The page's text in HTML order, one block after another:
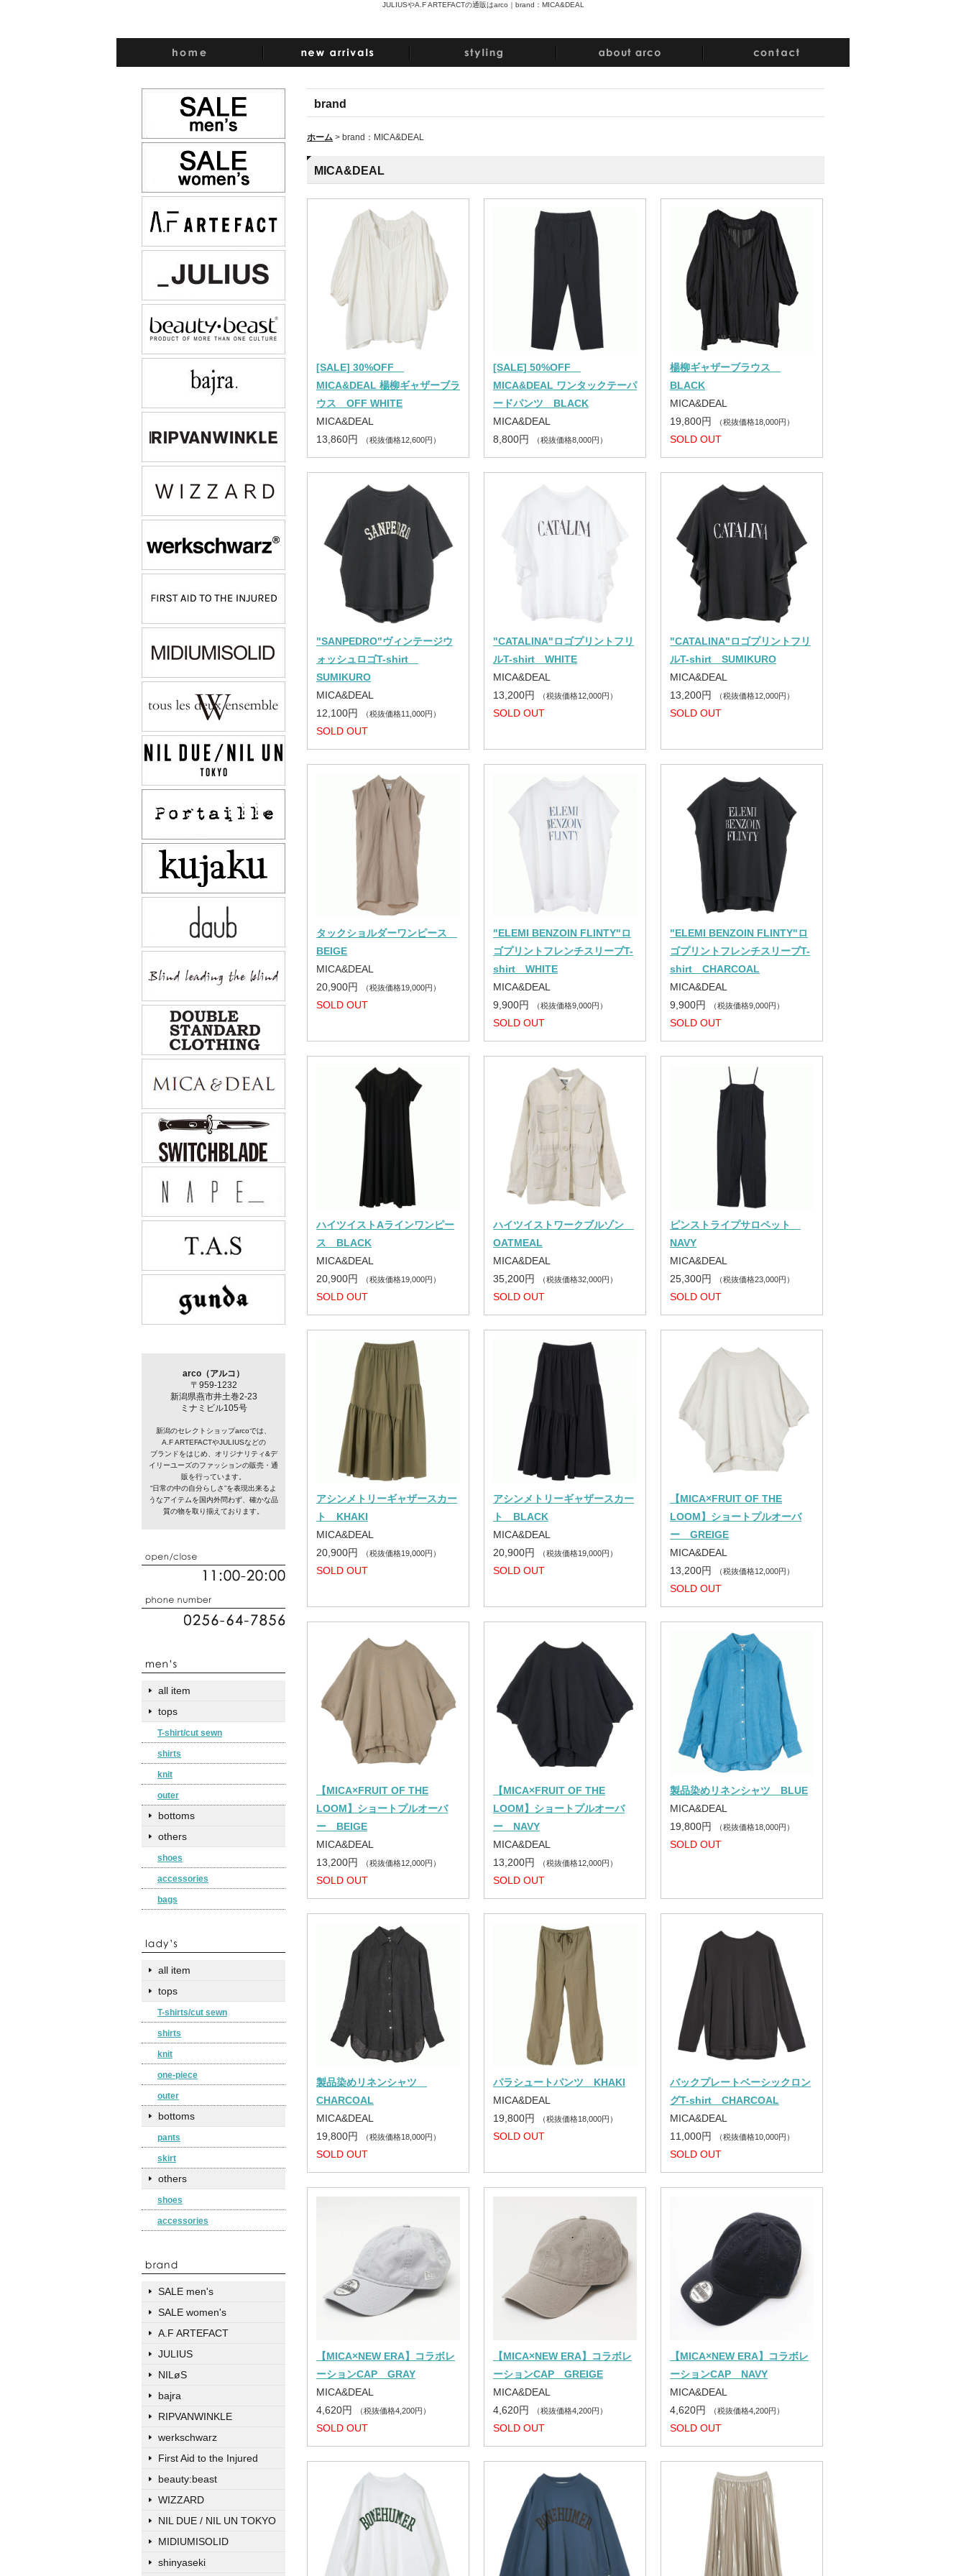
JULIUSやA.F ARTEFACTの通販はarco｜ brand：MICA&DEAL
brand
ホーム > brand：MICA&DEAL
MICA&DEAL
[SALE] 30%OFF
MICA&DEAL 楊柳ギャザーブラ
ウス OFF WHITE
MICA&DEAL
13,860円
（税抜価格12,600円）
[SALE] 50%OFF
MICA&DEAL ワンタックテーパ
ードパンツ BLACK
MICA&DEAL
8,800円
（税抜価格8,000円）
楊柳ギャザーブラウス
BLACK
MICA&DEAL
19,800円
（税抜価格18,000円）
SOLD OUT
"SANPEDRO"ヴィンテージウ
ォッシュロゴT-shirt
SUMIKURO
MICA&DEAL
12,100円
（税抜価格11,000円）
SOLD OUT
"CATALINA"ロゴプリントフリ
ルT-shirt WHITE
MICA&DEAL
13,200円
（税抜価格12,000円）
SOLD OUT
"CATALINA"ロゴプリントフリ
ルT-shirt SUMIKURO
MICA&DEAL
13,200円
（税抜価格12,000円）
SOLD OUT
タックショルダーワンピース
BEIGE
MICA&DEAL
20,900円
（税抜価格19,000円）
SOLD OUT
"ELEMI BENZOIN FLINTY"ロ
ゴプリントフレンチスリーブT-
shirt WHITE
MICA&DEAL
9,900円
（税抜価格9,000円）
SOLD OUT
"ELEMI BENZOIN FLINTY"ロ
ゴプリントフレンチスリーブT-
shirt CHARCOAL
MICA&DEAL
9,900円
（税抜価格9,000円）
SOLD OUT
ハイツイストAラインワンピー
ス BLACK
MICA&DEAL
20,900円
（税抜価格19,000円）
SOLD OUT
ハイツイストワークブルゾン
OATMEAL
MICA&DEAL
35,200円
（税抜価格32,000円）
SOLD OUT
ピンストライプサロペット
NAVY
MICA&DEAL
25,300円
（税抜価格23,000円）
SOLD OUT
アシンメトリーギャザースカー
ト KHAKI
MICA&DEAL
20,900円
（税抜価格19,000円）
SOLD OUT
アシンメトリーギャザースカー
ト BLACK
MICA&DEAL
20,900円
（税抜価格19,000円）
SOLD OUT
【MICA×FRUIT OF THE
LOOM】ショートプルオーバ
ー GREIGE
MICA&DEAL
13,200円
（税抜価格12,000円）
SOLD OUT
【MICA×FRUIT OF THE
LOOM】ショートプルオーバ
ー BEIGE
MICA&DEAL
13,200円
（税抜価格12,000円）
SOLD OUT
【MICA×FRUIT OF THE
LOOM】ショートプルオーバ
ー NAVY
MICA&DEAL
13,200円
（税抜価格12,000円）
SOLD OUT
製品染めリネンシャツ BLUE
MICA&DEAL
19,800円
（税抜価格18,000円）
SOLD OUT
製品染めリネンシャツ
CHARCOAL
MICA&DEAL
19,800円
（税抜価格18,000円）
SOLD OUT
パラシュートパンツ KHAKI
MICA&DEAL
19,800円
（税抜価格18,000円）
SOLD OUT
バックプレートベーシックロン
グT-shirt CHARCOAL
MICA&DEAL
11,000円
（税抜価格10,000円）
SOLD OUT
【MICA×NEW ERA】コラボレ
ーションCAP GRAY
MICA&DEAL
4,620円
（税抜価格4,200円）
SOLD OUT
【MICA×NEW ERA】コラボレ
ーションCAP GREIGE
MICA&DEAL
4,620円
（税抜価格4,200円）
SOLD OUT
【MICA×NEW ERA】コラボレ
ーションCAP NAVY
MICA&DEAL
4,620円
（税抜価格4,200円）
SOLD OUT
arco（アルコ）
〒959-1232
新潟県燕市井土巻2-23
ミナミビル105号
新潟のセレクトショップarcoでは、
A.F ARTEFACTやJULIUSなどの
ブランドをはじめ、オリジナリティ&デ
イリーユーズのファッションの販売・通
販を行っています。
“日常の中の自分らしさ”を表現出来るよ
うなアイテムを国内外問わず、確かな品
質の物を取り揃えております。
all item
tops
T-shirt/cut sewn
shirts
knit
outer
bottoms
others
shoes
accessories
bags
all item
tops
T-shirts/cut sewn
shirts
knit
one-piece
outer
bottoms
pants
skirt
others
shoes
accessories
SALE men's
SALE women's
A.F ARTEFACT
JULIUS
NILøS
bajra
RIPVANWINKLE
werkschwarz
First Aid to the Injured
beauty:beast
WIZZARD
NIL DUE / NIL UN TOKYO
MIDIUMISOLID
shinyaseki